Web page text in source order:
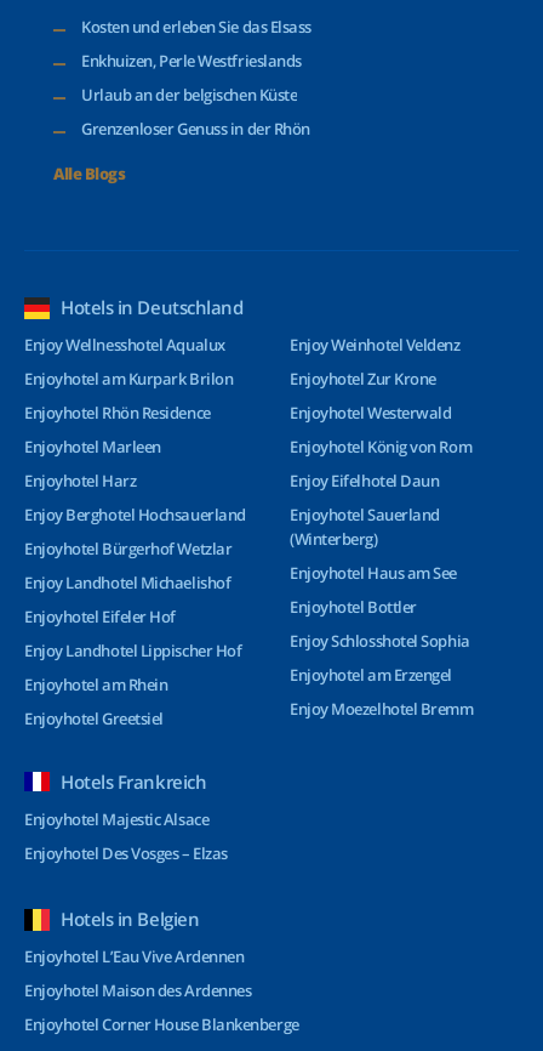
Kosten und erleben Sie das Elsass
Enkhuizen, Perle Westfrieslands
Urlaub an der belgischen Küste
Grenzenloser Genuss in der Rhön
Alle Blogs
Hotels in Deutschland
Enjoy Wellnesshotel Aqualux
Enjoyhotel am Kurpark Brilon
Enjoyhotel Rhön Residence
Enjoyhotel Marleen
Enjoyhotel Harz
Enjoy Berghotel Hochsauerland
Enjoyhotel Bürgerhof Wetzlar
Enjoy Landhotel Michaelishof
Enjoyhotel Eifeler Hof
Enjoy Landhotel Lippischer Hof
Enjoyhotel am Rhein
Enjoyhotel Greetsiel
Enjoy Weinhotel Veldenz
Enjoyhotel Zur Krone
Enjoyhotel Westerwald
Enjoyhotel König von Rom
Enjoy Eifelhotel Daun
Enjoyhotel Sauerland
(Winterberg)
Enjoyhotel Haus am See
Enjoyhotel Bottler
Enjoy Schlosshotel Sophia
Enjoyhotel am Erzengel
Enjoy Moezelhotel Bremm
Hotels Frankreich
Enjoyhotel Majestic Alsace
Enjoyhotel Des Vosges – Elzas
Hotels in Belgien
Enjoyhotel L’Eau Vive Ardennen
Enjoyhotel Maison des Ardennes
Enjoyhotel Corner House Blankenberge